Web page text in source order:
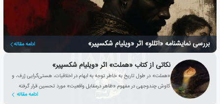
بررسی نمایشنامه «اتللو» اثر «ویلیام شکسپیر» ادامه مقاله
نکاتی از کتاب «هملت» اثر «ویلیام شکسپیر»
«هملت» در طول تاریخ به خاطر توجه به ابهام در اخلاقیات، هستی‌گرایی ژرف، و
کاوش چندوجهی در مفهوم «ظاهر درمقابل واقعیت» مورد تحسین قرار گرفته
ادامه مقاله